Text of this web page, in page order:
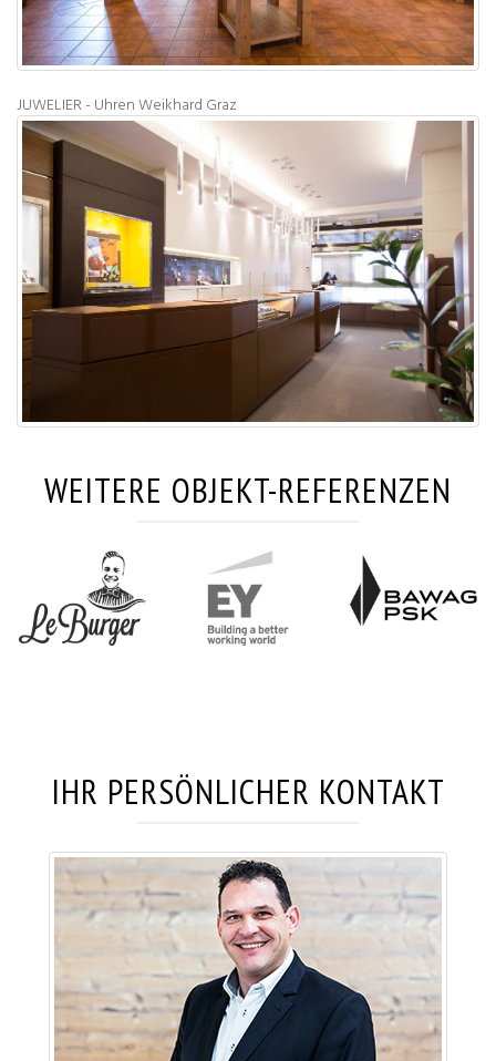
JUWELIER - Uhren Weikhard Graz
WEITERE OBJEKT-REFERENZEN
IHR PERSÖNLICHER KONTAKT